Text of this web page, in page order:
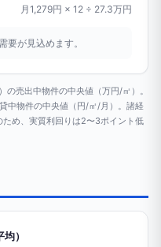
月1,279円 × 12 ÷ 27.3万円
要が見込めます。
売出中物件の中央値（万円/㎡）。
中物件の中央値（円/㎡/月）。諸経
め、実質利回りは2〜3ポイント低
）